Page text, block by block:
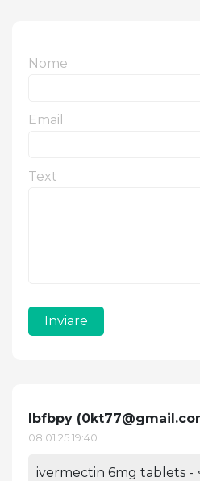
Nome
Email
Text
Inviare
Ibfbpy (
08.01.25 19:40
ivermectin 6mg tablets -